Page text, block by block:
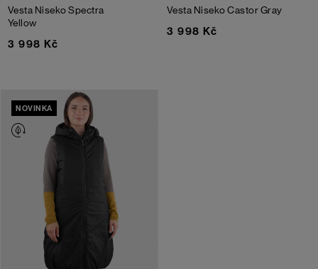
Vesta NisekoSpectra
Yellow
3 998 Kč
Vesta NisekoCastor Gray
3 998 Kč
NOVINKA